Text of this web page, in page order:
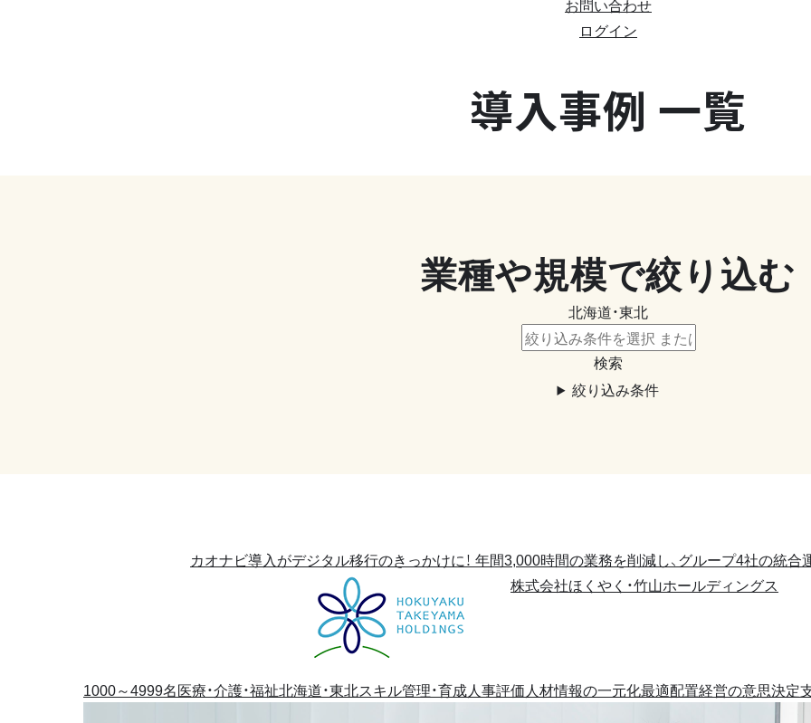
お問い合わせ
ログイン
導入事例 一覧
業種や規模で絞り込む
北海道・東北
検索
絞り込み条件
カオナビ導入がデジタル移行のきっかけに！ 年間3,000時間の業務を削減し、グループ4社の統合
株式会社ほくやく・竹山ホールディングス
1000～4999名医療・介護・福祉北海道・東北スキル管理・育成人事評価人材情報の一元化最適配置経営の意思決定